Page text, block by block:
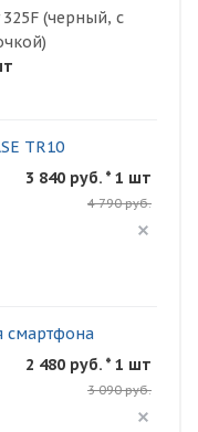
(черный, с
TR10
3 840 руб. * 1 шт
4 790 руб.
смартфона
2 480 руб. * 1 шт
3 090 руб.